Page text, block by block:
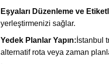
Eşyaları Düzenleme ve
yerleştirmenizi sağlar.
Yedek Planlar Yapın: İstanbul
alternatif rota veya zaman